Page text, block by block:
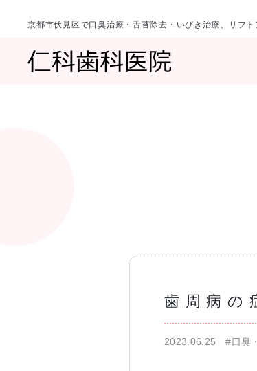
京都市伏見区で口臭治療・舌苔除去・いびき治療、リフ
仁
歯 周 病 の
2023.06.25#口臭